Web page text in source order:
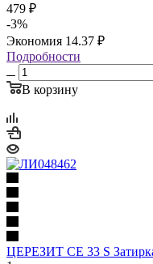
479 ₽
-3%
Экономия 14.37 ₽
Подробности
В корзину
ЦЕРЕЗИТ СЕ 33 S